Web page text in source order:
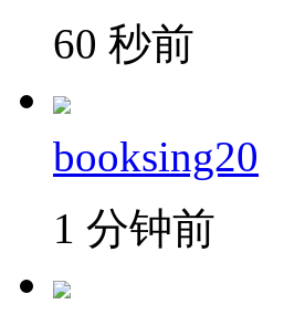
60 秒前
booksing20
1 分钟前